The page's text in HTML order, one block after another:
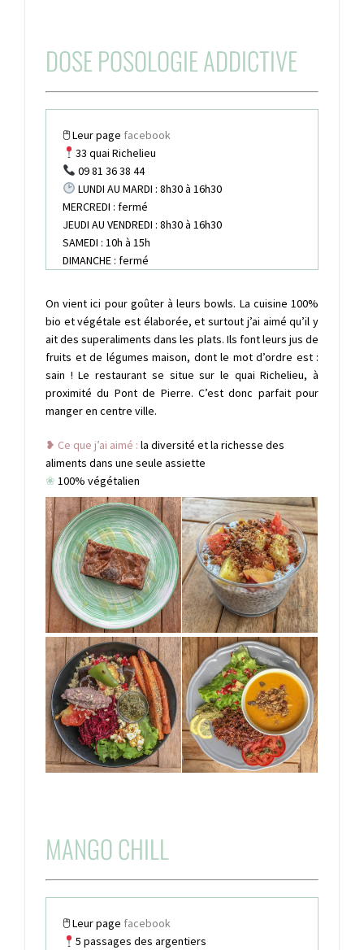
DOSE POSOLOGIE ADDICTIVE
🖱 Leur page facebook
33 quai Richelieu
09 81 36 38 44
LUNDI AU MARDI : 8h30 à 16h30
MERCREDI : fermé
JEUDI AU VENDREDI : 8h30 à 16h30
SAMEDI : 10h à 15h
DIMANCHE : fermé
On vient ici pour goûter à leurs bowls. La cuisine 100%
bio et végétale est élaborée, et surtout j’ai aimé qu’il y
ait des superaliments dans les plats. Ils font leurs jus de
fruits et de légumes maison, dont le mot d’ordre est :
sain !Le restaurant se situe sur le quai Richelieu, à
proximité du Pont de Pierre. C’est donc parfait pour
manger en centre ville.
❥ Ce que j’ai aimé : la diversité et la richesse des
aliments dans une seule assiette
❀ 100% végétalien
MANGO CHILL
🖱 Leur page facebook
5 passages des argentiers